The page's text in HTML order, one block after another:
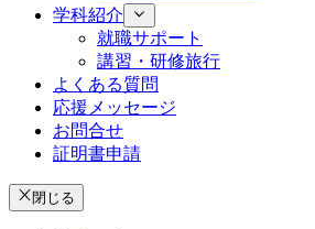
学科紹介
就職サポート
講習・研修旅行
よくある質問
応援メッセージ
お問合せ
証明書申請
閉じる